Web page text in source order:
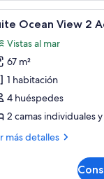
de madera.grande, un
6 Ocean View 2
Vistas al mar
67 m²
1 habitación
4 huéspedes
2 camas individuales
más detalles